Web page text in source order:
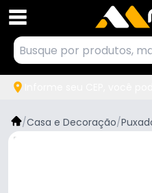
/Casa e Decoração/